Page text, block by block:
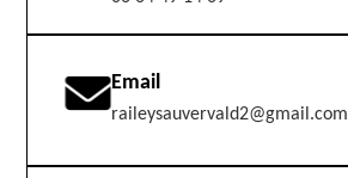
Email
raileysauvervald2@gmail.com